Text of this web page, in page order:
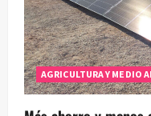
AGRICULTURA Y MEDIO